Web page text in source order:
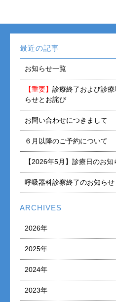
最近の記事
お知らせ一覧
【重要】 診療終了および診
らせとお詫び
お問い合わせにつきまして
６月以降のご予約について
【2026年5月】診療日のお知
呼吸器科診察終了のお知らせ
ARCHIVES
2026年
2025年
2024年
2023年